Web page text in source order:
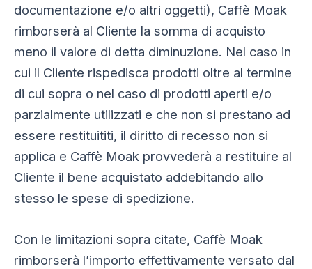
documentazione e/o altri oggetti), Caffè Moak
rimborserà al Cliente la somma di acquisto
meno il valore di detta diminuzione. Nel caso in
cui il Cliente rispedisca prodotti oltre al termine
di cui sopra o nel caso di prodotti aperti e/o
parzialmente utilizzati e che non si prestano ad
essere restituititi, il diritto di recesso non si
applica e Caffè Moak provvederà a restituire al
Cliente il bene acquistato addebitando allo
stesso le spese di spedizione.
Con le limitazioni sopra citate, Caffè Moak
rimborserà l’importo effettivamente versato dal